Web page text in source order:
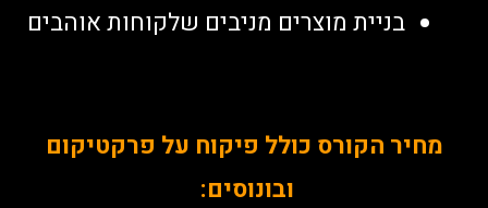
בניית מוצרים מניבים שלקוחות אוהבים
מחיר הקורס כולל פיקוח על פרקטיקום
ובונוסים: